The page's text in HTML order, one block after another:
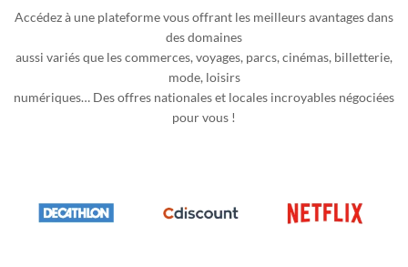
Accédez à une plateforme vous offrant les meilleurs avantages dans
des domaines
aussi variés que les commerces, voyages, parcs, cinémas, billetterie,
mode, loisirs
numériques… Des offres nationales et locales incroyables négociées
pour vous !